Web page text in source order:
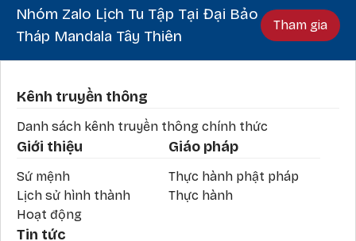
Nhóm Zalo Lịch Tu Tập Tại Đại Bảo
Tháp Mandala Tây Thiên
Tham gia
Phần chân
Kênh truyền thông
Danh sách kênh truyền thông chính thức
Giới thiệu
Sứ mệnh
Lịch sử hình thành
Hoạt động
Giáo pháp
Thực hành phật pháp
Thực hành
Tin tức